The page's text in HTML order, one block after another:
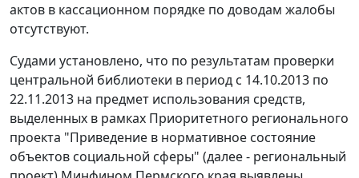
актов в кассационном порядке по доводам жалобы
отсутствуют.
Судами установлено, что по результатам проверки
центральной библиотеки в период с 14.10.2013 по
22.11.2013 на предмет использования средств,
выделенных в рамках Приоритетного регионального
проекта "Приведение в нормативное состояние
объектов социальной сферы" (далее - региональный